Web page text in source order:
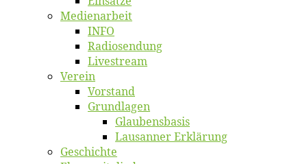
Me­di­en­ar­beit
INFO
Ra­dio­sen­dung
Live­stream
Ver­ein
Vor­stand
Grund­la­gen
Glaubens­ba­sis
Lausan­ner Erklärung
Ge­schich­te